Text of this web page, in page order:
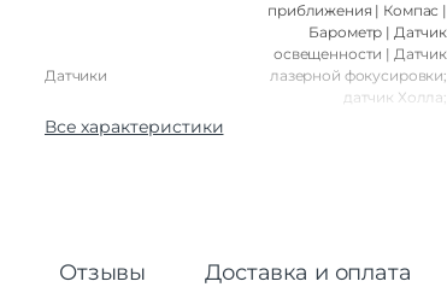
Датчики
приближения | Компас |
Барометр | Датчик
освещенности | Датчик
лазерной фокусировки;
датчик Холла;
Степень защиты IP
IP68/IP69
Все характеристики
Отзывы Доставка и оплата